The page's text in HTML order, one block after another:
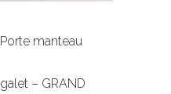
Porte manteau
galet – GRAND